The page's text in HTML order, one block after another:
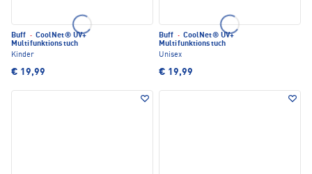
Buff · CoolNet® UV+
Multifunktionstuch
Kinder
€ 19,99
Buff · CoolNet® UV+
Multifunktionstuch
Unisex
€ 19,99